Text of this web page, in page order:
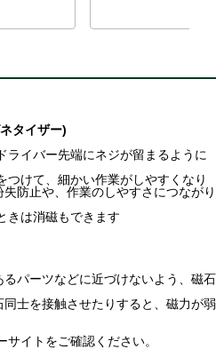
タイザー)
イバー先端にネジが留まるように
けて、細かい作業がしやすくなり
防止や、作業のしやすさにつながり
きは消磁もできます
パーツなどに近づけないよう、磁石
士を接触させたりすると、磁力が弱
イトをご確認ください。